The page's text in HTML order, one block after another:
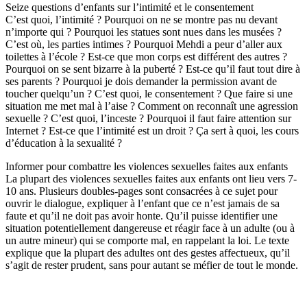
Seize questions d’enfants sur l’intimité et le consentement
C’est quoi, l’intimité ? Pourquoi on ne se montre pas nu devant
n’importe qui ? Pourquoi les statues sont nues dans les musées ?
C’est où, les parties intimes ? Pourquoi Mehdi a peur d’aller aux
toilettes à l’école ? Est-ce que mon corps est différent des autres ?
Pourquoi on se sent bizarre à la puberté ? Est-ce qu’il faut tout dire à
ses parents ? Pourquoi je dois demander la permission avant de
toucher quelqu’un ? C’est quoi, le consentement ? Que faire si une
situation me met mal à l’aise ? Comment on reconnaît une agression
sexuelle ? C’est quoi, l’inceste ? Pourquoi il faut faire attention sur
Internet ? Est-ce que l’intimité est un droit ? Ça sert à quoi, les cours
d’éducation à la sexualité ?
Informer pour combattre les violences sexuelles faites aux enfants
La plupart des violences sexuelles faites aux enfants ont lieu vers 7-
10 ans. Plusieurs doubles-pages sont consacrées à ce sujet pour
ouvrir le dialogue, expliquer à l’enfant que ce n’est jamais de sa
faute et qu’il ne doit pas avoir honte. Qu’il puisse identifier une
situation potentiellement dangereuse et réagir face à un adulte (ou à
un autre mineur) qui se comporte mal, en rappelant la loi. Le texte
explique que la plupart des adultes ont des gestes affectueux, qu’il
s’agit de rester prudent, sans pour autant se méfier de tout le monde.